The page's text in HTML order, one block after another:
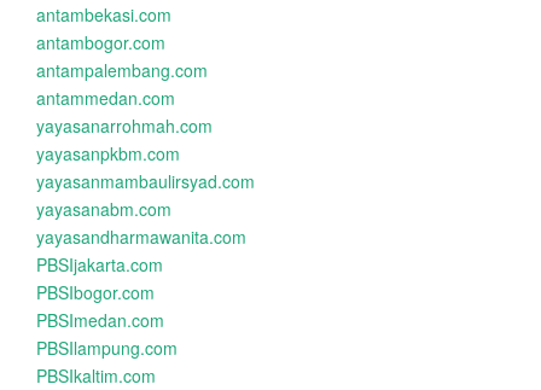
antambekasi.com
antambogor.com
antampalembang.com
antammedan.com
yayasanarrohmah.com
yayasanpkbm.com
yayasanmambaulirsyad.com
yayasanabm.com
yayasandharmawanita.com
PBSIjakarta.com
PBSIbogor.com
PBSImedan.com
PBSIlampung.com
PBSIkaltim.com